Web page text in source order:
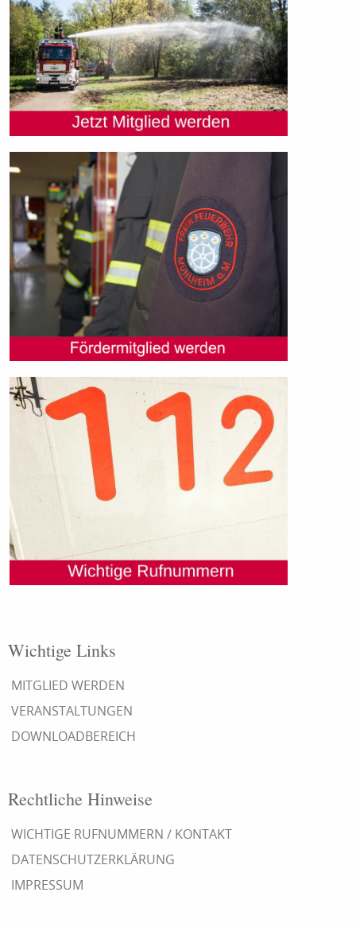
Wichtige Links
MITGLIED WERDEN
VERANSTALTUNGEN
DOWNLOADBEREICH
Rechtliche Hinweise
WICHTIGE RUFNUMMERN / KONTAKT
DATENSCHUTZERKLÄRUNG
IMPRESSUM